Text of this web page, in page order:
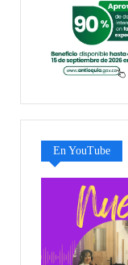
En YouTube